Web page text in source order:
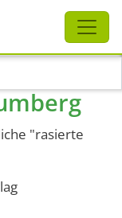
"rasierte
Schliessen